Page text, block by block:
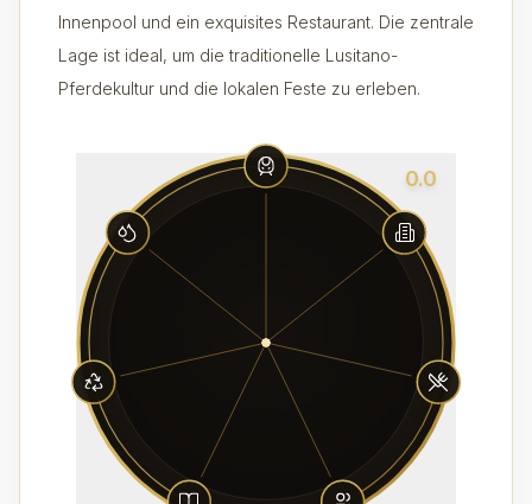
Innenpool und ein exquisites Restaurant. Die zentrale
Lage ist ideal, um die traditionelle Lusitano-
Pferdekultur und die lokalen Feste zu erleben.
0.0